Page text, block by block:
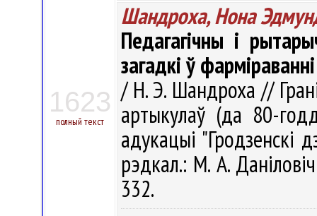
1623
полный текст
Шандроха, Нона
Педагагічны і
загадкі ў
/ Н. Э. Шандроха //
артыкулаў (да 80-
адукацыі "Гродзенскі
рэдкал.: М. А.
332.